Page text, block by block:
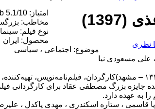
نظری
امتیاز: IMDb 5.1/10
مخاطب:
نوع فیلم:
محصول: ایران
موضوع: اجتماعی ، سیاسی
علی مسعودی نیا
کارگردان: مهدی صباغ‌زاده (متولد اول تیر ۱۳۳۰ –
به عهده دارد.
ثریا قاسمی ، ستاره اسکندری ، مهدی پاکدل ،